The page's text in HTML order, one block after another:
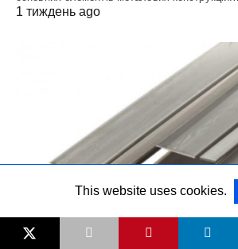
1 тиждень ago
МЕТАЛОПРОКАТ
This website uses cookies.